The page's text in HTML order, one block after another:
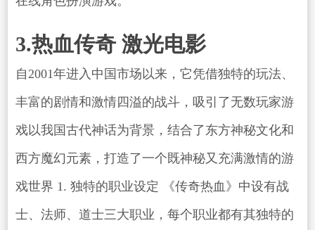
3.热血传奇 激光电影
自2001年进入中国市场以来，它凭借独特的玩法、
丰富的剧情和激情四溢的战斗，吸引了无数玩家游
戏以我国古代神话为背景，结合了东方神秘文化和
西方魔幻元素，打造了一个既神秘又充满激情的游
戏世界 1. 独特的职业设定 《传奇热血》中设有战
士、法师、道士三大职业，每个职业都有其独特的